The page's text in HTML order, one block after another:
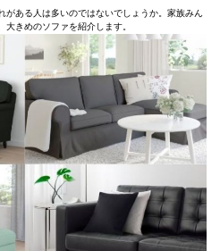
がある人は多いのではないでしょうか。家族みん
大きめのソファを紹介します。